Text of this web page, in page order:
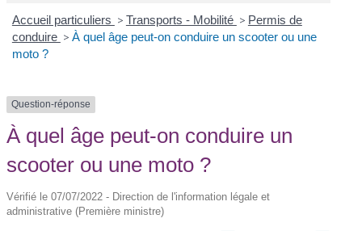
Accueil particuliers > Transports - Mobilité > Permis de
conduire > À quel âge peut-on conduire un scooter ou une
moto ?
Question-réponse
À quel âge peut-on conduire un
scooter ou une moto ?
Vérifié le 07/07/2022 - Direction de l'information légale et
administrative (Première ministre)